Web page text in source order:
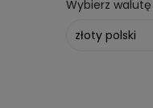
Wybierz walutę